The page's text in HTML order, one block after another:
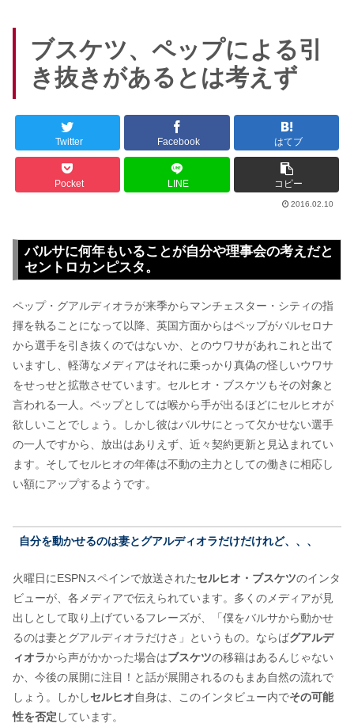
ブスケツ、ペップによる引
き抜きがあるとは考えず
Twitter Facebook はてブ
Pocket LINE コピー
2016.02.10
バルサに何年もいることが自分や理事会の考えだと
セントロカンピスタ。
ペップ・グアルディオラが来季からマンチェスター・シティの指
揮を執ることになって以降、英国方面からはペップがバルセロナ
から選手を引き抜くのではないか、とのウワサがあれこれと出て
いますし、軽薄なメディアはそれに乗っかり真偽の怪しいウワサ
をせっせと拡散させています。セルヒオ・ブスケツもその対象と
言われる一人。ペップとしては喉から手が出るほどにセルヒオが
欲しいことでしょう。しかし彼はバルサにとって欠かせない選手
の一人ですから、放出はありえず、近々契約更新と見込まれてい
ます。そしてセルヒオの年俸は不動の主力としての働きに相応し
い額にアップするようです。
自分を動かせるのは妻とグアルディオラだけだけれど、、、
火曜日にESPNスペインで放送されたセルヒオ・ブスケツのインタ
ビューが、各メディアで伝えられています。多くのメディアが見
出しとして取り上げているフレーズが、「僕をバルサから動かせ
るのは妻とグアルディオラだけさ」というもの。ならばグアルデ
ィオラから声がかかった場合はブスケツの移籍はあるんじゃない
か、今後の展開に注目！と話が展開されるのもまあ自然の流れで
しょう。しかしセルヒオ自身は、このインタビュー内でその可能
性を否定 しています。